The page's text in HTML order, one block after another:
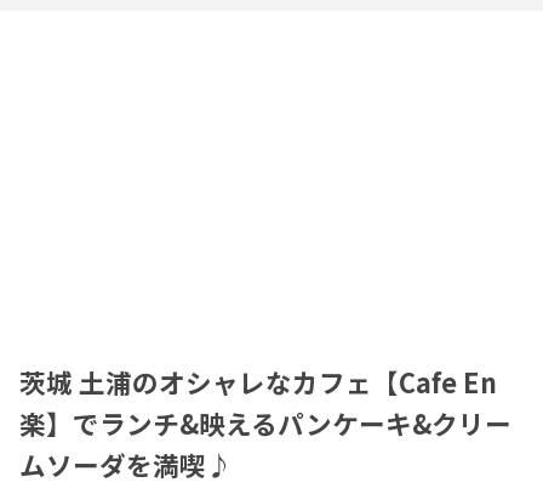
茨城 土浦のオシャレなカフェ【Cafe En
楽】でランチ&映えるパンケーキ&クリー
ムソーダを満喫♪